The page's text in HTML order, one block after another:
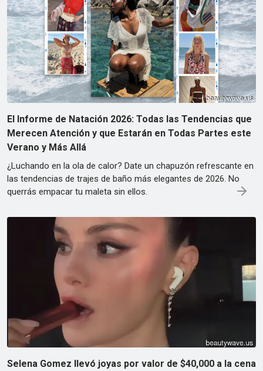
El Informe de Natación 2026: Todas las Tendencias que
Merecen Atención y que Estarán en Todas Partes este
Verano y Más Allá
¿Luchando en la ola de calor? Date un chapuzón refrescante en
las tendencias de trajes de baño más elegantes de 2026. No
querrás empacar tu maleta sin ellos.
Selena Gomez llevó joyas por valor de $40,000 a la cena